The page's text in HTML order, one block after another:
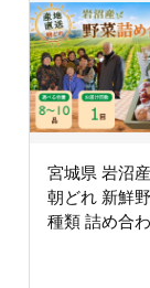
宮城県 岩沼
朝どれ 新鮮
種類 詰め合